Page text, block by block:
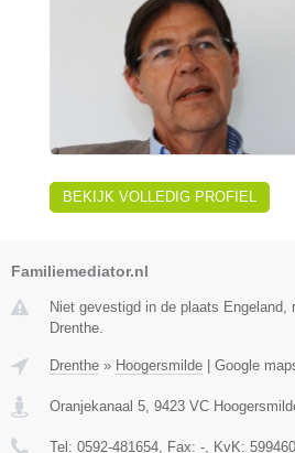
BEKIJK VOLLEDIG PROFIEL
Familiemediator.nl
Niet gevestigd in de plaats Engeland,
Drenthe.
Drenthe » Hoogersmilde | Google
Oranjekanaal 5 9423 VC
Tel: 0592-481654 , Fax: - , KvK: